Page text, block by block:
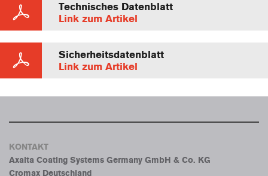
Technisches Datenblatt
Link zum Artikel
Sicherheitsdatenblatt
Link zum Artikel
KONTAKT
Axalta Coating Systems Germany GmbH & Co. KG
Cromax Deutschland